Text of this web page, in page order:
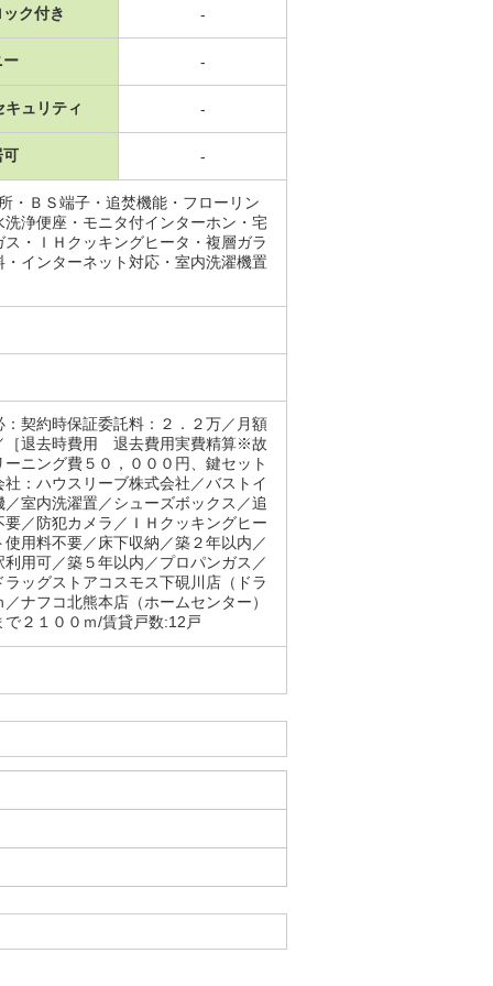
ク付き -
ー -
キュリティ -
可 -
・ＢＳ端子・追焚機能・フローリン
浄便座・モニタ付インターホン・宅
・ＩＨクッキングヒータ・複層ガラ
インターネット対応・室内洗濯機置
契約時保証委託料：２．２万／月額
［退去時費用 退去費用実費精算※故
ニング費５０，０００円、鍵セット
：ハウスリーブ株式会社／バストイ
室内洗濯置／シューズボックス／追
／防犯カメラ／ＩＨクッキングヒー
用料不要／床下収納／築２年以内／
用可／築５年以内／プロパンガス／
ッグストアコスモス下硯川店（ドラ
ナフコ北熊本店（ホームセンター）
２１００ｍ/賃貸戸数:12戸